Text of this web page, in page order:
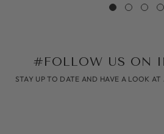
#FOLLOW US ON
STAY UP TO DATE AND HAVE A LOOK